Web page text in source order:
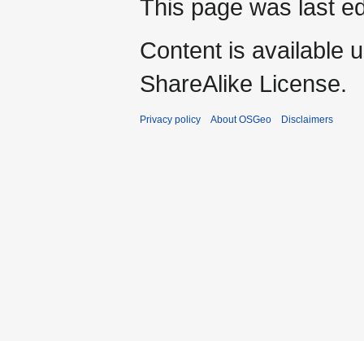
This page was last
Content is available
ShareAlike License.
Privacy policy About OSGeo Disclaimers